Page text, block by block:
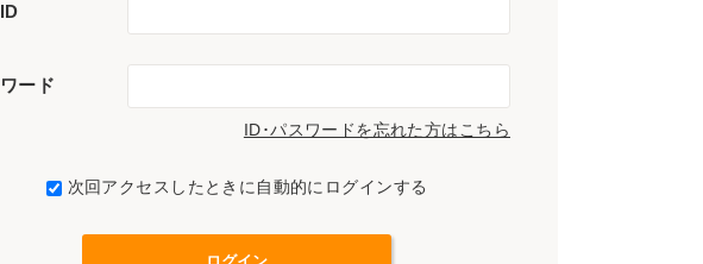
ード
ID･パスワードを忘れた方はこちら
次回アクセスしたときに自動的にログインする